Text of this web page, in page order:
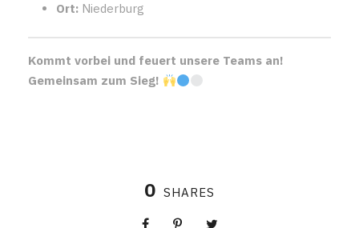
Ort: Niederburg
Kommt vorbei und feuert unsere Teams an!
Gemeinsam zum Sieg!
0 SHARES